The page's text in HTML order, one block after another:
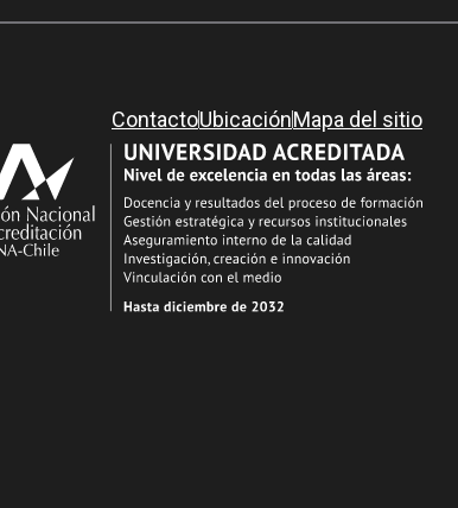
ContactoUbicaciónMapa del sitio